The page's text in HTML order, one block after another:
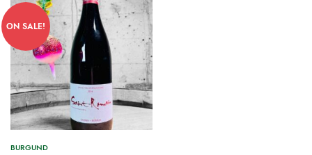
ON SALE!
BURGUND